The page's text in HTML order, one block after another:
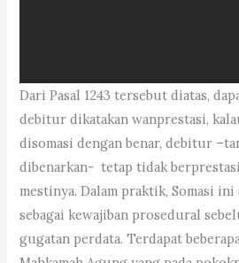
Dari Pasal 1243 tersebut diatas,
debitur dikatakan wanprestasi,
disomasi dengan benar, debitur
dibenarkan- tetap tidak berprestasi
mestinya. Dalam praktik, Somasi
sebagai kewajiban prosedural
gugatan perdata. Terdapat